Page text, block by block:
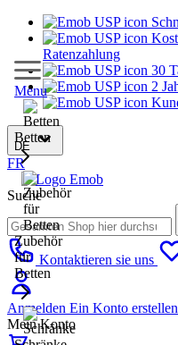
Ratenzahlung
30
2
DE
FR
Suche
Kontaktieren sie uns
Anmelden Ein Konto erstellen
Mein Konto
Menu
Betten
Zubehör
für
Betten